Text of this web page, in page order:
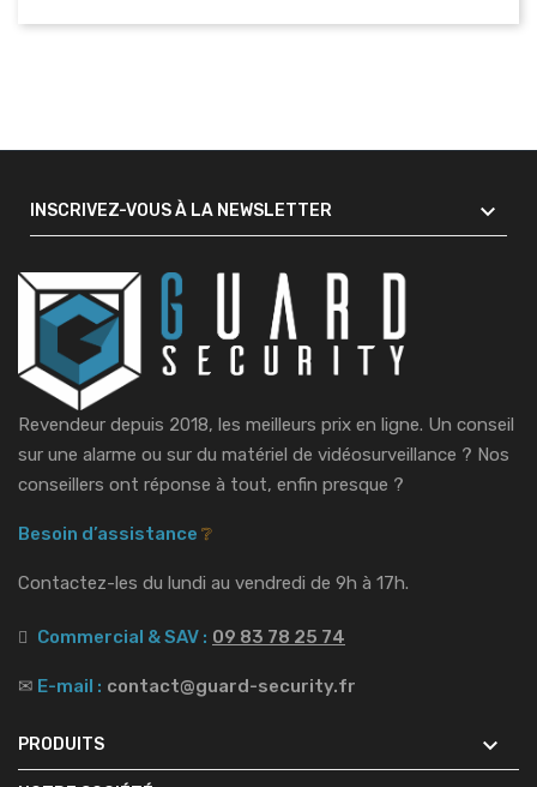
INSCRIVEZ-VOUS À LA NEWSLETTER 
Revendeur depuis 2018, les meilleurs prix en ligne. Un conseil
sur une alarme ou sur du matériel de vidéosurveillance ? Nos
conseillers ont réponse à tout, enfin presque ?
Besoin d’assistance ❔
Contactez-les du lundi au vendredi de 9h à 17h.
Commercial & SAV : 09 83 78 25 74
✉ E-mail : contact@guard-security.fr
PRODUITS 